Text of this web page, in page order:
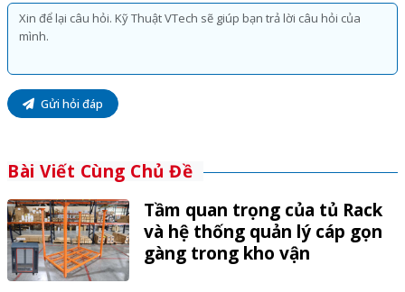
Gửi hỏi đáp
Bài Viết Cùng Chủ Đề
Tầm quan trọng của tủ Rack
và hệ thống quản lý cáp gọn
gàng trong kho vận